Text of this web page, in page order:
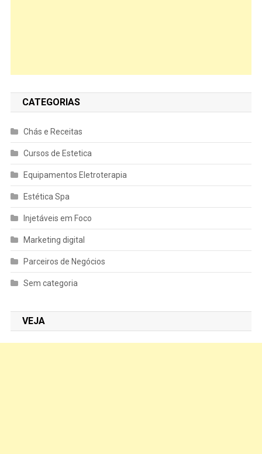
CATEGORIAS
Chás e Receitas
Cursos de Estetica
Equipamentos Eletroterapia
Estética Spa
Injetáveis em Foco
Marketing digital
Parceiros de Negócios
Sem categoria
VEJA